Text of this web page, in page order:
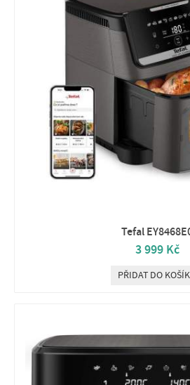
Tefal
3 999 Kč
PŘIDAT DO